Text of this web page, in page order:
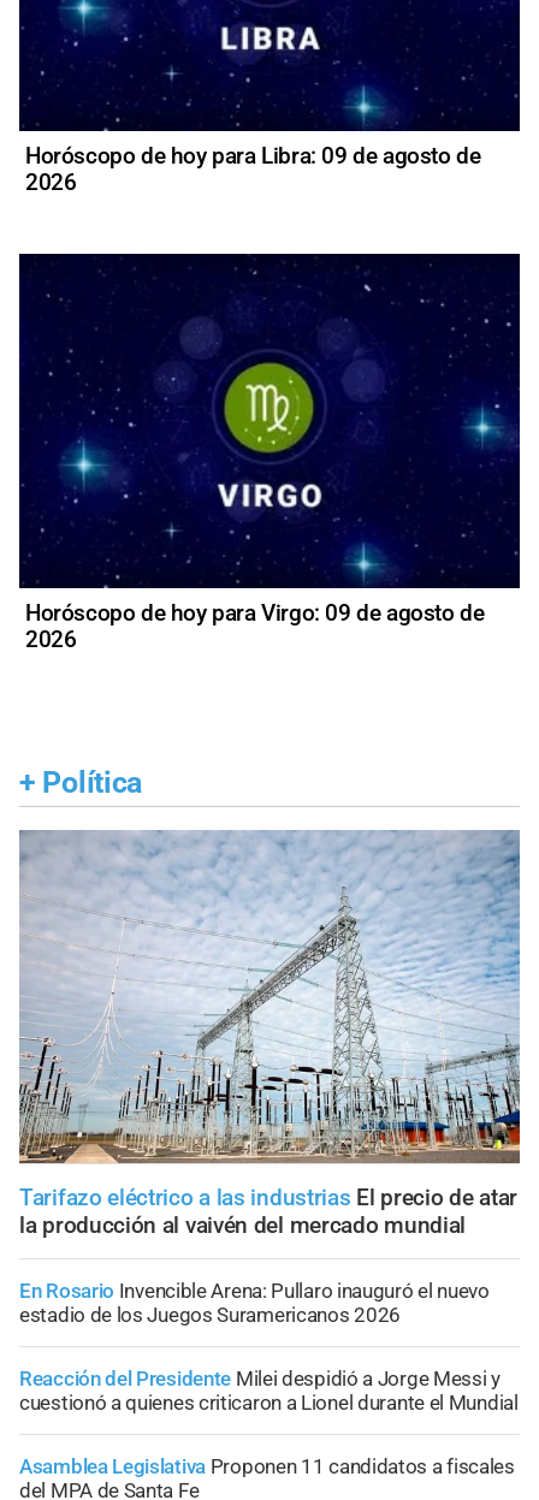
Horóscopo de hoy para Libra: 09 de agosto de
2026
Horóscopo de hoy para Virgo: 09 de agosto de
2026
+ Política
Tarifazo eléctrico a las industrias El precio de atar
la producción al vaivén del mercado mundial
En Rosario Invencible Arena: Pullaro inauguró el nuevo
estadio de los Juegos Suramericanos 2026
Reacción del Presidente Milei despidió a Jorge Messi y
cuestionó a quienes criticaron a Lionel durante el Mundial
Asamblea Legislativa Proponen 11 candidatos a fiscales
del MPA de Santa Fe